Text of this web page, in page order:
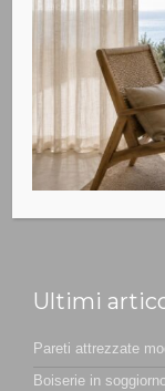
Non siamo solo un
Ultimi
Pareti attrezzate
Boiserie in